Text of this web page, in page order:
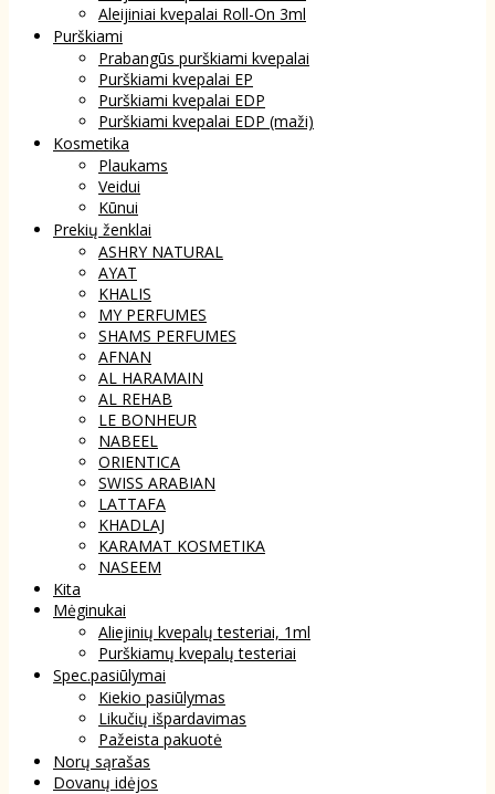
Aleijiniai kvepalai Roll-On 3ml
Purškiami
Prabangūs purškiami kvepalai
Purškiami kvepalai EP
Purškiami kvepalai EDP
Purškiami kvepalai EDP (maži)
Kosmetika
Plaukams
Veidui
Kūnui
Prekių ženklai
ASHRY NATURAL
AYAT
KHALIS
MY PERFUMES
SHAMS PERFUMES
AFNAN
AL HARAMAIN
AL REHAB
LE BONHEUR
NABEEL
ORIENTICA
SWISS ARABIAN
LATTAFA
KHADLAJ
KARAMAT KOSMETIKA
NASEEM
Kita
Mėginukai
Aliejinių kvepalų testeriai, 1ml
Purškiamų kvepalų testeriai
Spec.pasiūlymai
Kiekio pasiūlymas
Likučių išpardavimas
Pažeista pakuotė
Norų sąrašas
Dovanų idėjos